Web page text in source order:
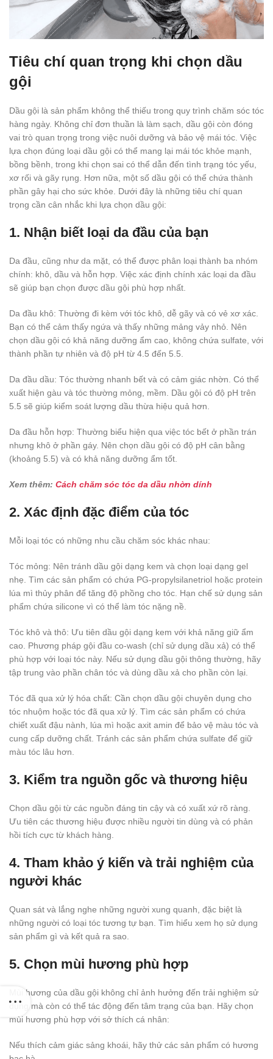
Tiêu chí quan trọng khi chọn dầu
gội
Dầu gội là sản phẩm không thể thiếu trong quy trình chăm sóc tóc
hàng ngày. Không chỉ đơn thuần là làm sạch, dầu gội còn đóng
vai trò quan trọng trong việc nuôi dưỡng và bảo vệ mái tóc. Việc
lựa chọn đúng loại dầu gội có thể mang lại mái tóc khỏe mạnh,
bồng bềnh, trong khi chọn sai có thể dẫn đến tình trạng tóc yếu,
xơ rối và gãy rụng. Hơn nữa, một số dầu gội có thể chứa thành
phần gây hại cho sức khỏe. Dưới đây là những tiêu chí quan
trọng cần cân nhắc khi lựa chọn dầu gội:
1. Nhận biết loại da đầu của bạn
Da đầu, cũng như da mặt, có thể được phân loại thành ba nhóm
chính: khô, dầu và hỗn hợp. Việc xác định chính xác loại da đầu
sẽ giúp bạn chọn được dầu gội phù hợp nhất.
Da đầu khô: Thường đi kèm với tóc khô, dễ gãy và có vẻ xơ xác.
Bạn có thể cảm thấy ngứa và thấy những mảng vảy nhỏ. Nên
chọn dầu gội có khả năng dưỡng ẩm cao, không chứa sulfate, với
thành phần tự nhiên và độ pH từ 4.5 đến 5.5.
Da đầu dầu: Tóc thường nhanh bết và có cảm giác nhờn. Có thể
xuất hiện gàu và tóc thường mỏng, mềm. Dầu gội có độ pH trên
5.5 sẽ giúp kiểm soát lượng dầu thừa hiệu quả hơn.
Da đầu hỗn hợp: Thường biểu hiện qua việc tóc bết ở phần trán
nhưng khô ở phần gáy. Nên chọn dầu gội có độ pH cân bằng
(khoảng 5.5) và có khả năng dưỡng ẩm tốt.
Xem thêm: Cách chăm sóc tóc da dầu nhờn dính
2. Xác định đặc điểm của tóc
Mỗi loại tóc có những nhu cầu chăm sóc khác nhau:
Tóc mỏng: Nên tránh dầu gội dạng kem và chọn loại dạng gel
nhẹ. Tìm các sản phẩm có chứa PG-propylsilanetriol hoặc protein
lúa mì thủy phân để tăng độ phồng cho tóc. Hạn chế sử dụng sản
phẩm chứa silicone vì có thể làm tóc nặng nề.
Tóc khô và thô: Ưu tiên dầu gội dạng kem với khả năng giữ ẩm
cao. Phương pháp gội đầu co-wash (chỉ sử dụng dầu xả) có thể
phù hợp với loại tóc này. Nếu sử dụng dầu gội thông thường, hãy
tập trung vào phần chân tóc và dùng dầu xả cho phần còn lại.
Tóc đã qua xử lý hóa chất: Cần chọn dầu gội chuyên dụng cho
tóc nhuộm hoặc tóc đã qua xử lý. Tìm các sản phẩm có chứa
chiết xuất đậu nành, lúa mì hoặc axit amin để bảo vệ màu tóc và
cung cấp dưỡng chất. Tránh các sản phẩm chứa sulfate để giữ
màu tóc lâu hơn.
3. Kiểm tra nguồn gốc và thương hiệu
Chọn dầu gội từ các nguồn đáng tin cậy và có xuất xứ rõ ràng.
Ưu tiên các thương hiệu được nhiều người tin dùng và có phản
hồi tích cực từ khách hàng.
4. Tham khảo ý kiến và trải nghiệm của
người khác
Quan sát và lắng nghe những người xung quanh, đặc biệt là
những người có loại tóc tương tự bạn. Tìm hiểu xem họ sử dụng
sản phẩm gì và kết quả ra sao.
5. Chọn mùi hương phù hợp
Mùi hương của dầu gội không chỉ ảnh hưởng đến trải nghiệm sử
dụng mà còn có thể tác động đến tâm trạng của bạn. Hãy chọn
mùi hương phù hợp với sở thích cá nhân:
Nếu thích cảm giác sảng khoái, hãy thử các sản phẩm có hương